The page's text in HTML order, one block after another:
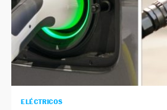
ELÉCTRICOS